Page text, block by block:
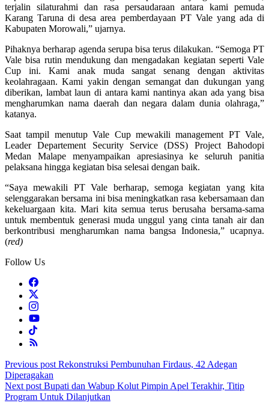
terjalin silaturahmi dan rasa persaudaraan antara kami pemuda
Karang Taruna di desa area pemberdayaan PT Vale yang ada di
Kabupaten Morowali,” ujarnya.
Pihaknya berharap agenda serupa bisa terus dilakukan. “Semoga PT
Vale bisa rutin mendukung dan mengadakan kegiatan seperti Vale
Cup ini. Kami anak muda sangat senang dengan aktivitas
keolahragaan. Kami yakin dengan semangat dan dukungan yang
diberikan, lambat laun di antara kami nantinya akan ada yang bisa
mengharumkan nama daerah dan negara dalam dunia olahraga,”
katanya.
Saat tampil menutup Vale Cup mewakili management PT Vale,
Leader Departement Security Service (DSS) Project Bahodopi
Medan Malape menyampaikan apresiasinya ke seluruh panitia
pelaksana hingga kegiatan bisa selesai dengan baik.
“Saya mewakili PT Vale berharap, semoga kegiatan yang kita
selenggarakan bersama ini bisa meningkatkan rasa kebersamaan dan
kekeluargaan kita. Mari kita semua terus berusaha bersama-sama
untuk membentuk generasi muda unggul yang cinta tanah air dan
berkontribusi mengharumkan nama bangsa Indonesia,” ucapnya.
(red)
Follow Us
Post
navigation
Previous post Rekonstruksi Pembunuhan Firdaus, 42 Adegan
Diperagakan
Next post Bupati dan Wabup Kolut Pimpin Apel Terakhir, Titip
Program Untuk Dilanjutkan